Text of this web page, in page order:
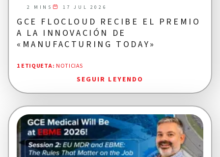
GCE FLOCLOUD RECIBE EL PREMIO
A LA INNOVACIÓN DE
«MANUFACTURING TODAY»
2 MINS 17 JUL 2026
1 ETIQUETA: NOTICIAS
SEGUIR LEYENDO